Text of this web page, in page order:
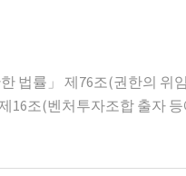
법률」 제76조(권한의 위
16조(벤처투자조합 출자